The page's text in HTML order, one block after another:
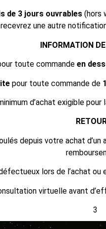
de 3 jours ouvrables(hors
une autre
INFORMATION
toute commande en
pour toute commande de
d’achat exigible
depuis votre achat d’un
lors de l’achat ou
virtuelle avant
3